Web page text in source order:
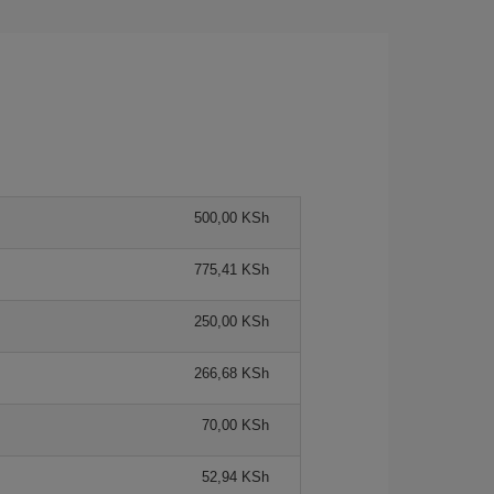
500,00 KSh
775,41 KSh
250,00 KSh
266,68 KSh
70,00 KSh
52,94 KSh